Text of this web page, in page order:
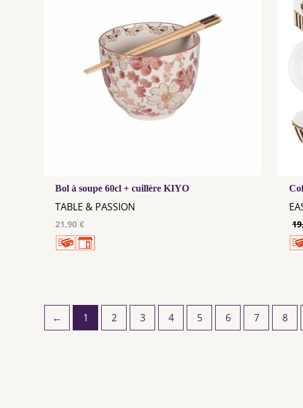
Bol à soupe 60cl + cuillère KIYO
TABLE & PASSION
21,90 €
← 1 2 3 4 5 6 7 8